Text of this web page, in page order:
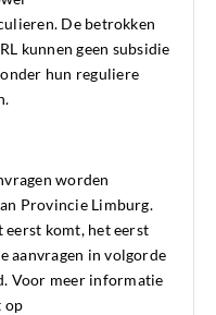
De betrokken
kunnen geen subsidie
hun reguliere
worden
Provincie Limburg.
eerst komt, het eerst
aanvragen in volgorde
Voor meer informatie
op